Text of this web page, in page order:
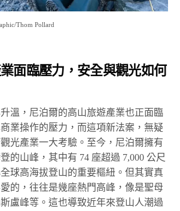
Thom Pollard
面臨壓力，安全與觀光如何
溫，尼泊爾的高山旅遊產業也正面臨
業操作的壓力，而這項新法案，無疑
光產業一大考驗。至今，尼泊爾擁有
的山峰，其中有 74 座超過 7,000 公尺
球高海拔登山的重要樞紐。但其實真
的，往往是幾座熱門高峰，像是聖母
盧峰等。這也導致近年來登山人潮過